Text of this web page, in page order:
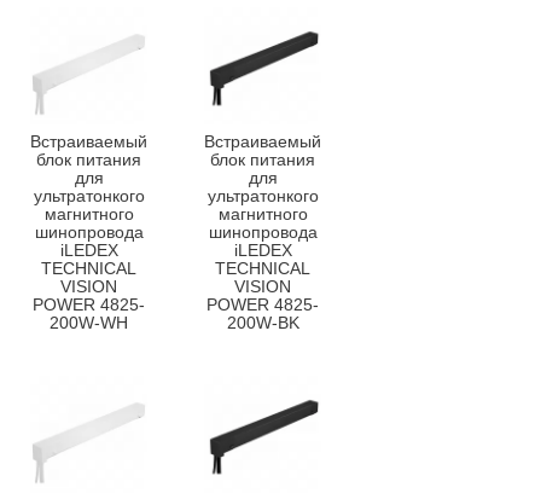
Встраиваемый
блок питания
для
ультратонкого
магнитного
шинопровода
iLEDEX
TECHNICAL
VISION
POWER 4825-
200W-WH
Встраиваемый
блок питания
для
ультратонкого
магнитного
шинопровода
iLEDEX
TECHNICAL
VISION
POWER 4825-
200W-BK